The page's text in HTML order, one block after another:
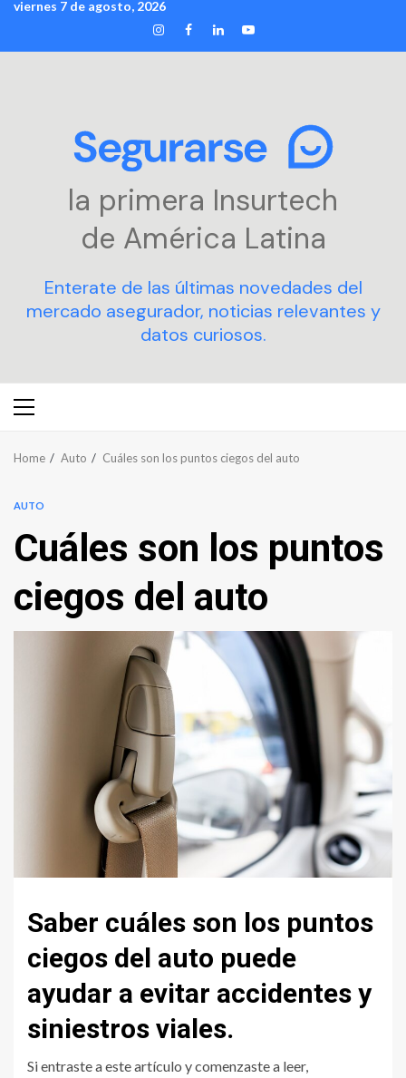
Skip
content
viernes 7 de agosto, 2026
INSTAGRAM
FACEBOOK
LINKEDIN
YOUTUBE
la primera Insurtech
de América Latina
Enterate de las últimas novedades del
mercado asegurador, noticias relevantes y
datos curiosos.
Primary
Home Auto Cuáles son los puntos ciegos del auto
AUTO
Cuáles son los puntos
ciegos del auto
Saber cuáles son los puntos
ciegos del auto puede
ayudar a evitar accidentes y
siniestros viales.
Si entraste a este artículo y comenzaste a leer,